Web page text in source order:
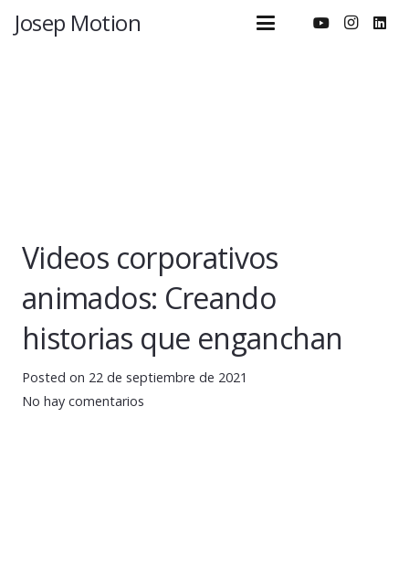
Josep Motion
Videos corporativos
animados: Creando
historias que enganchan
Posted on 22 de septiembre de 2021
No hay comentarios